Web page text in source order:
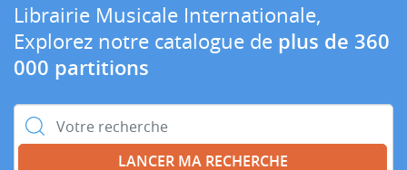
Librairie Musicale Internationale,
Explorez notre catalogue de plus de 360
000 partitions
Rechercher :